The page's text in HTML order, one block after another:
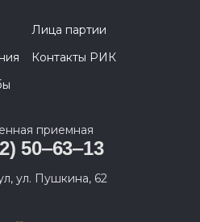
Лица партии
Контакты РИК
приемная
50‒63‒13
ул. Пушкина, 62